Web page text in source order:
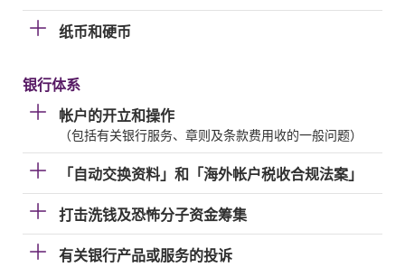
纸币和硬币
银行体系
帐户的开立和操作
（包括有关银行服务、章则及条款费用收的一般问题）
「自动交换资料」和「海外帐户税收合规法案」
打击洗钱及恐怖分子资金筹集
有关银行产品或服务的投诉